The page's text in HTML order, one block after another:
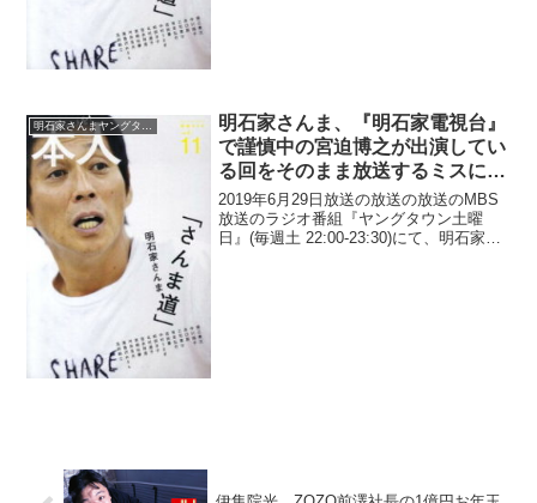
明石家さんま、『明石家電視台』
で謹慎中の宮迫博之が出演してい
る回をそのまま放送するミスに言
及「アホミスをしてしまって」
2019年6月29日放送の放送の放送のMBS
放送のラジオ番組『ヤングタウン土曜
日』(毎週土 22:00-23:30)にて、明石家さ